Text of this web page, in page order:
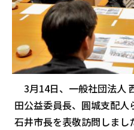
3月14日、一般社団法人
田公益委員長、圓城支配人
石井市長を表敬訪問しまし